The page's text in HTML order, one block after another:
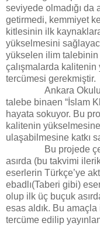
seviyede olmadığı da
getirmedi, kemmiyet
kitlesinin ilk
yükselmesini
yükselen ilim talebinin
çalışmalarda
tercümesi gerekmiştir.
Ankara
talebe binaen “İslam
hayata sokuyor. Bu
kalitenin
ulaşabilmesine katkı
Bu projede
asırda (bu takvimi
eserlerin Türkçe’ye
ebadlı(Taberi gibi)
olup ilk üç buçuk
esas aldık. Bu
tercüme edilip